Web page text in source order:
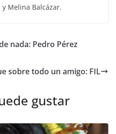
Melina Balcázar.
nada: Pedro Pérez
sobre todo un amigo: FIL
gustar